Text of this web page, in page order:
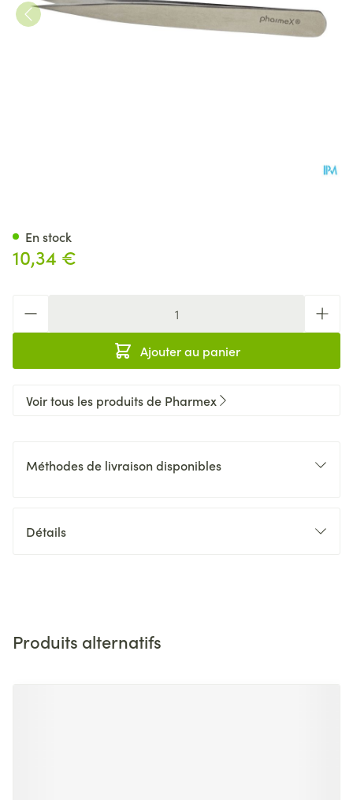
10,34 €
Ajouter au panier
En stock
Voir tous les produits de Pharmex
Méthodes de livraison disponibles
Détails
Produits alternatifs